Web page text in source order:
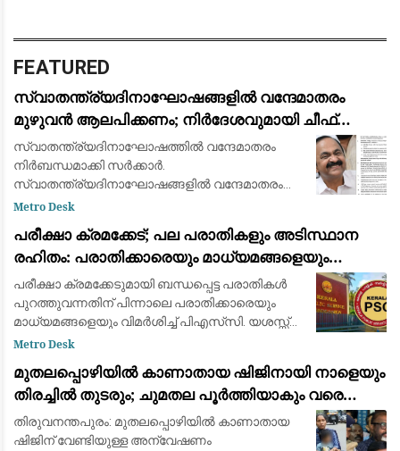
FEATURED
സ്വാതന്ത്ര്യദിനാഘോഷങ്ങളിൽ വന്ദേമാതരം
മുഴുവൻ ആലപിക്കണം; നിർദേശവുമായി ചീഫ്
സെക്രട്ടറി
സ്വാതന്ത്ര്യദിനാഘോഷത്തിൽ വന്ദേമാതരം
നിർബന്ധമാക്കി സർക്കാർ.
സ്വാതന്ത്ര്യദിനാഘോഷങ്ങളിൽ വന്ദേമാതരം
മുഴുവനായും ആലപിക്കണമെന്നാണ് ചീഫ്
നിർബന്ധമാക്കാനുള്ള കേന്ദ്ര തീരുമാ
Metro Desk
പരീക്ഷാ ക്രമക്കേട്; പല പരാതികളും അടിസ്ഥാന
രഹിതം: പരാതിക്കാരെയും മാധ്യമങ്ങളെയും
വിമര്‍ശിച്ച് പിഎസ്‌സി
പരീക്ഷാ ക്രമക്കേടുമായി ബന്ധപ്പെട്ട പരാതികള്‍
പുറത്തുവന്നതിന് പിന്നാലെ പരാതിക്കാരെയും
മാധ്യമങ്ങളെയും വിമര്‍ശിച്ച് പിഎസ്‌സി. യശസ്സ്
കളങ്കപ്പെടുത്താന്‍ ബോധപൂര്‍വ്വം
Metro Desk
മുതലപ്പൊഴിയിൽ കാണാതായ ഷിജിനായി നാളെയും
തിരച്ചിൽ തുടരും; ചുമതല പൂർത്തിയാകും വരെ
തീരത്തുണ്ടാകുമെന്ന് മന്ത്രി സി.പി. ജോൺ
തിരുവനന്തപുരം: മുതലപ്പൊഴിയില്‍ കാണാതായ
ഷിജിന് വേണ്ടിയുള്ള അന്വേഷണം